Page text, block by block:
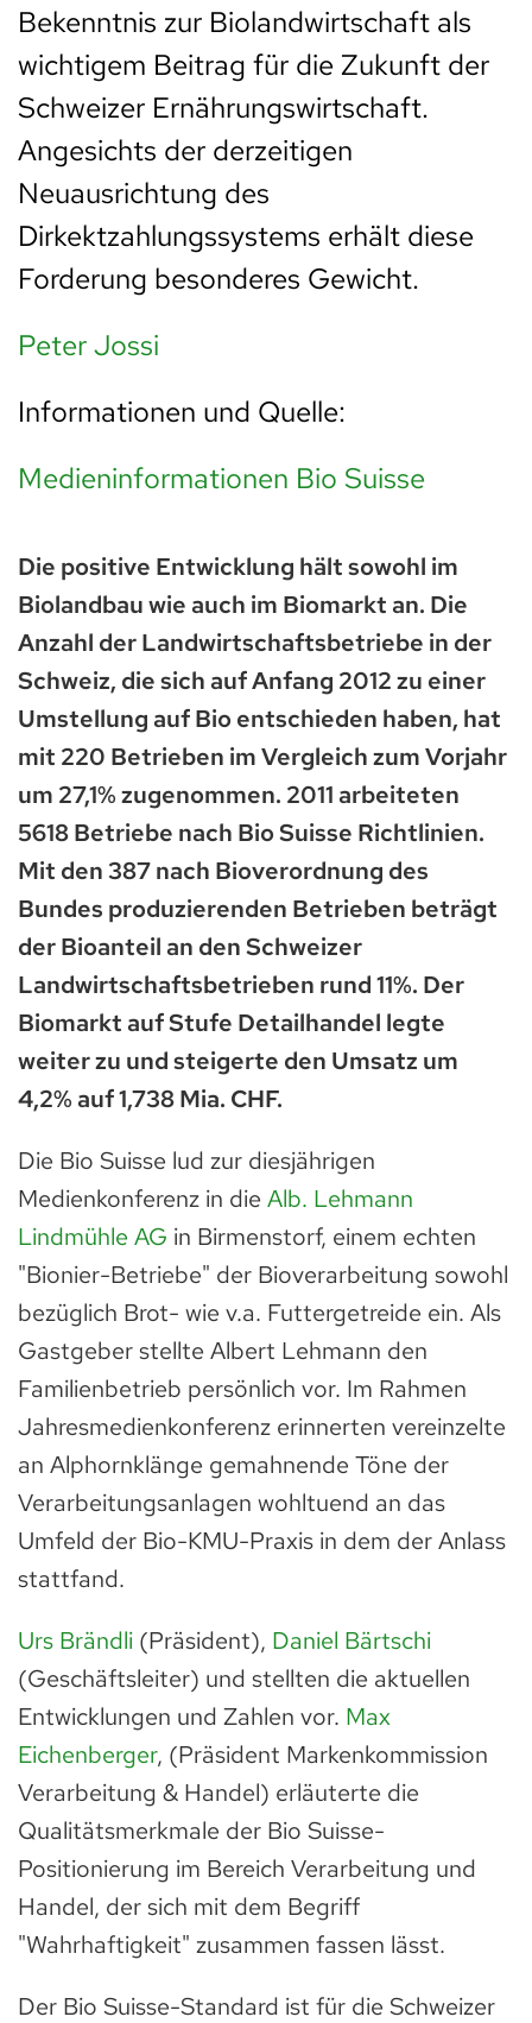
Bekenntnis zur Biolandwirtschaft als
wichtigem Beitrag für die Zukunft der
Schweizer Ernährungswirtschaft.
Angesichts der derzeitigen
Neuausrichtung des
Dirkektzahlungssystems erhält diese
Forderung besonderes Gewicht.
Peter Jossi
Informationen und Quelle:
Medieninformationen Bio Suisse
Die positive Entwicklung hält sowohl im
Biolandbau wie auch im Biomarkt an. Die
Anzahl der Landwirtschaftsbetriebe in der
Schweiz, die sich auf Anfang 2012 zu einer
Umstellung auf Bio entschieden haben, hat
mit 220 Betrieben im Vergleich zum Vorjahr
um 27,1% zugenommen. 2011 arbeiteten
5618 Betriebe nach Bio Suisse Richtlinien.
Mit den 387 nach Bioverordnung des
Bundes produzierenden Betrieben beträgt
der Bioanteil an den Schweizer
Landwirtschaftsbetrieben rund 11%. Der
Biomarkt auf Stufe Detailhandel legte
weiter zu und steigerte den Umsatz um
4,2% auf 1,738 Mia. CHF.
Die Bio Suisse lud zur diesjährigen
Medienkonferenz in die Alb. Lehmann
Lindmühle AG in Birmenstorf, einem echten
"Bionier-Betriebe" der Bioverarbeitung sowohl
bezüglich Brot- wie v.a. Futtergetreide ein. Als
Gastgeber stellte Albert Lehmann den
Familienbetrieb persönlich vor. Im Rahmen
Jahresmedienkonferenz erinnerten vereinzelte
an Alphornklänge gemahnende Töne der
Verarbeitungsanlagen wohltuend an das
Umfeld der Bio-KMU-Praxis in dem der Anlass
stattfand.
Urs Brändli (Präsident), Daniel Bärtschi
(Geschäftsleiter) und stellten die aktuellen
Entwicklungen und Zahlen vor. Max
Eichenberger, (Präsident Markenkommission
Verarbeitung & Handel) erläuterte die
Qualitätsmerkmale der Bio Suisse-
Positionierung im Bereich Verarbeitung und
Handel, der sich mit dem Begriff
"Wahrhaftigkeit" zusammen fassen lässt.
Der Bio Suisse-Standard ist für die Schweizer